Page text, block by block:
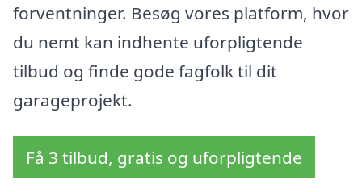
forventninger. Besøg vores platform, hvor
du nemt kan indhente uforpligtende
tilbud og finde gode fagfolk til dit
garageprojekt.
Få 3 tilbud, gratis og uforpligtende